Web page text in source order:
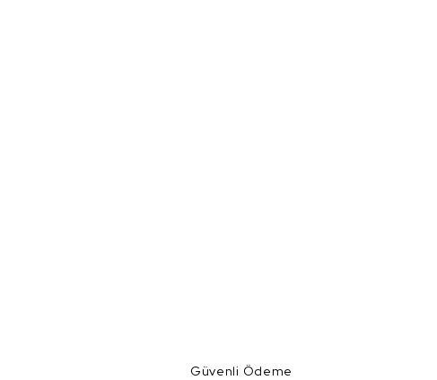
Güvenli Ödeme